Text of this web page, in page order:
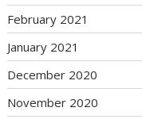
February 2021
January 2021
December 2020
November 2020